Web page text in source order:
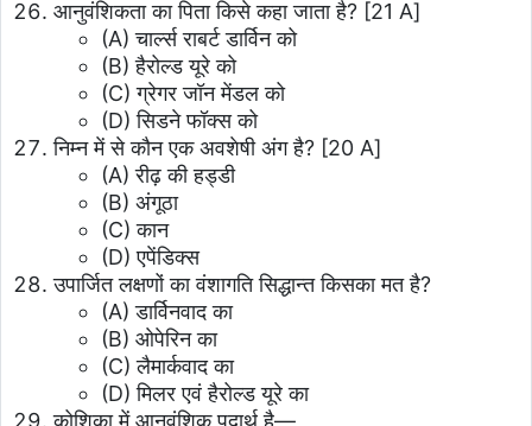
आनुवंशिकता का पिता किसे कहा जाता है? [21 A]
(A) चार्ल्स राबर्ट डार्विन को
(B) हैरोल्ड यूरे को
(C) ग्रेगर जॉन मेंडल को
(D) सिडने फॉक्स को
निम्न में से कौन एक अवशेषी अंग है? [20 A]
(A) रीढ़ की हड्डी
(B) अंगूठा
(C) कान
(D) एपेंडिक्स
उपार्जित लक्षणों का वंशागति सिद्धान्त किसका मत है?
(A) डार्विनवाद का
(B) ओपेरिन का
(C) लैमार्कवाद का
(D) मिलर एवं हैरोल्ड यूरे का
कोशिका में आनुवंशिक पदार्थ है—